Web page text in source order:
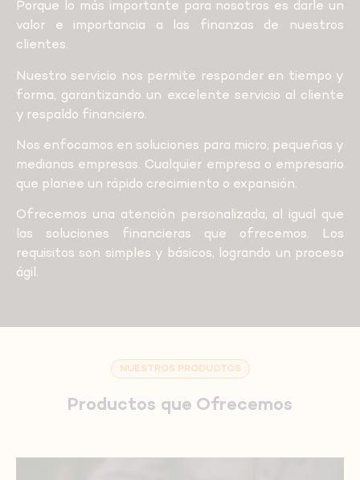
Porque lo más importante para nosotros es darle un
valor e importancia a las finanzas de nuestros
clientes.
Nuestro servicio nos permite responder en tiempo y
forma, garantizando un excelente servicio al cliente
y respaldo financiero.
Nos enfocamos en soluciones para micro, pequeñas y
medianas empresas. Cualquier empresa o empresario
que planee un rápido crecimiento o expansión.
Ofrecemos una atención personalizada, al igual que
las soluciones financieras que ofrecemos. Los
requisitos son simples y básicos, logrando un proceso
ágil.
NUESTROS PRODUCTOS
Productos que Ofrecemos